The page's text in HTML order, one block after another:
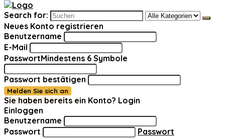
Search for:
Neues Konto registrieren
Benutzername
E-Mail
PasswortMindestens 6 Symbole
Passwort bestätigen
Melden Sie sich an
Sie haben bereits ein Konto? Login
Einloggen
Benutzername
Passwort
Passwort